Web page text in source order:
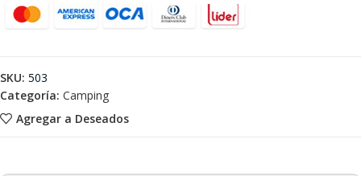
Agregar a Deseados
SKU: 503
Categoría: Camping